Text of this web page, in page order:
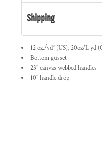
Shipping
12 oz./yd² (US), 20oz/L yd
Bottom gusset
23" canvas webbed handles
10" handle drop